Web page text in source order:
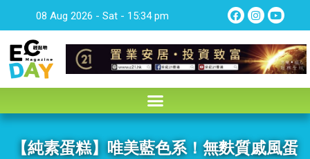
08 Aug 2026 - Sat - 15:34 pm
【純素蛋糕】唯美藍色系！無麩質戚風蛋